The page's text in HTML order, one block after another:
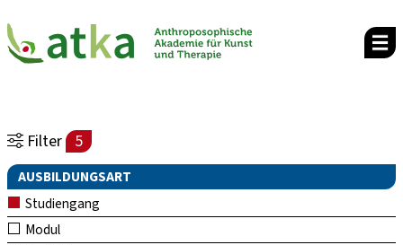
Filter 5
AUSBILDUNGSART
Studiengang
Modul